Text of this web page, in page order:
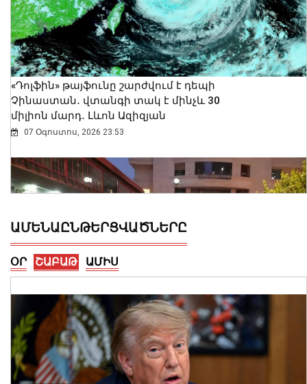
«Դոլֆին» թայֆունը շարժվում է դեպի
Չինաստան․ վտանգի տակ է մինչև 30
միլիոն մարդ․ Լևոն Ազիզյան
07 Օգոստոս, 2026 23:53
Երևանում արձանագրվել է առանց
իրավական հիմքերի վճարովի
ԱՄԵՆԱԸՆԹԵՐՑՎԱԾՆԵՐԸ
ՕՐ ՇԱԲԱԹ ԱՄԻՍ